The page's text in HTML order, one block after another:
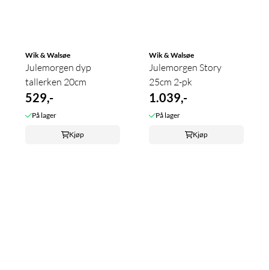
Wik & Walsøe
Julemorgen dyp
tallerken 20cm
529,-
På lager
Kjøp
Wik & Walsøe
Julemorgen Story
25cm 2-pk
1.039,-
På lager
Kjøp